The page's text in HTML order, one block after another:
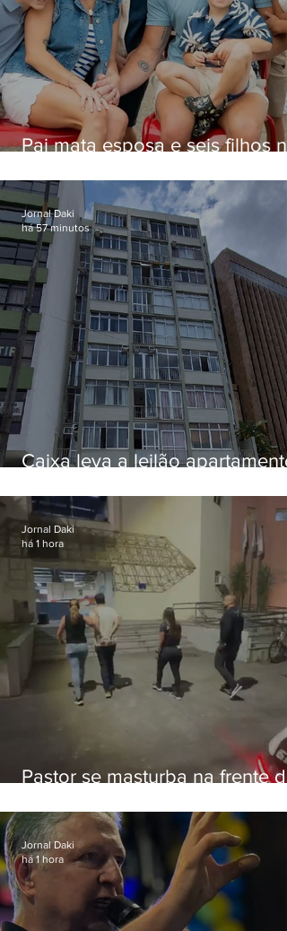
Pai mata esposa e seis filhos
Caixa leva a leilão apartamento
Botafogo
Jornal Daki
há 57 minutos
Pastor se masturba na frente de
Jornal Daki
há 1 hora
Jornal Daki
há 1 hora